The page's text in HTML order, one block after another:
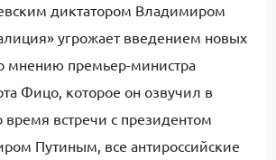
диктатором Владимиром
угрожает введением новых
мнению премьер-министра
Фицо, которое он озвучил в
встречи с президентом
Путиным, все антироссийские